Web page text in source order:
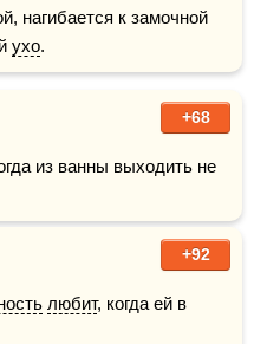
нагибается к замочной
ухо.
+68
из ванны выходить не
+92
любит, когда ей в